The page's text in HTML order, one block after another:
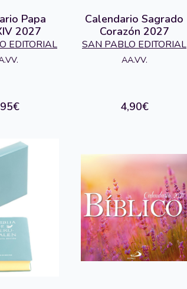
Papa
2027
EDITORIAL
Calendario Sagrado
Corazón 2027
SAN PABLO EDITORIAL
AA.VV.
4,90€